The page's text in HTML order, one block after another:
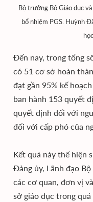
Bộ trưởng Bộ Giáo dục
bổ nhiệm PGS. Huỳnh
Đến nay, trong tổng
có 51 cơ sở hoàn
đạt gần 95% kế
ban hành 153 quyết
quyết định đối với
đối với cấp phó của
Kết quả này thể hiện
Đảng ủy, Lãnh đạo
các cơ quan, đơn vị
sở giáo dục trong